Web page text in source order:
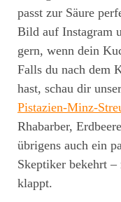
passt zur Säure
Bild auf Instagram
gern, wenn dein
Falls du nach dem
hast, schau dir
Pistazien-Minz-
Rhabarber,
übrigens auch ein
Skeptiker bekehrt –
klappt.